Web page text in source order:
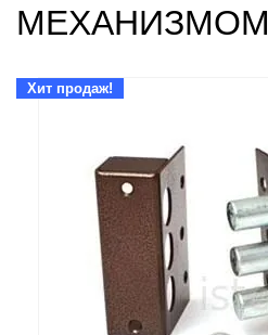
МЕХАНИЗМОМ
Хит продаж!